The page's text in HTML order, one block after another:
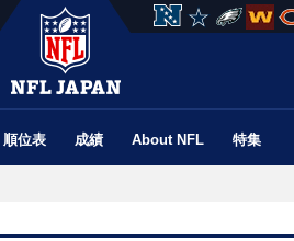
順位表 成績 About NFL 特集